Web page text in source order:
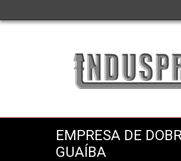
EMPRESA DE
GUAÍBA